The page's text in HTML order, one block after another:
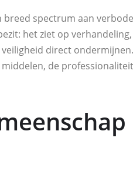
spectrum aan
het ziet op
direct
de